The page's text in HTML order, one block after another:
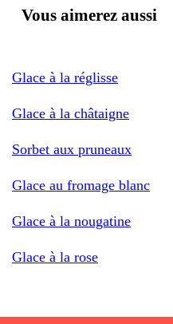
Vous aimerez aussi
Glace à la réglisse
Glace à la châtaigne
Sorbet aux pruneaux
Glace au fromage blanc
Glace à la nougatine
Glace à la rose